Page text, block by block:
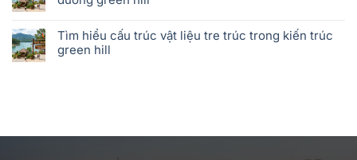
Tìm hiểu cấu trúc vật liệu tre trúc trong kiến trúc
green hill